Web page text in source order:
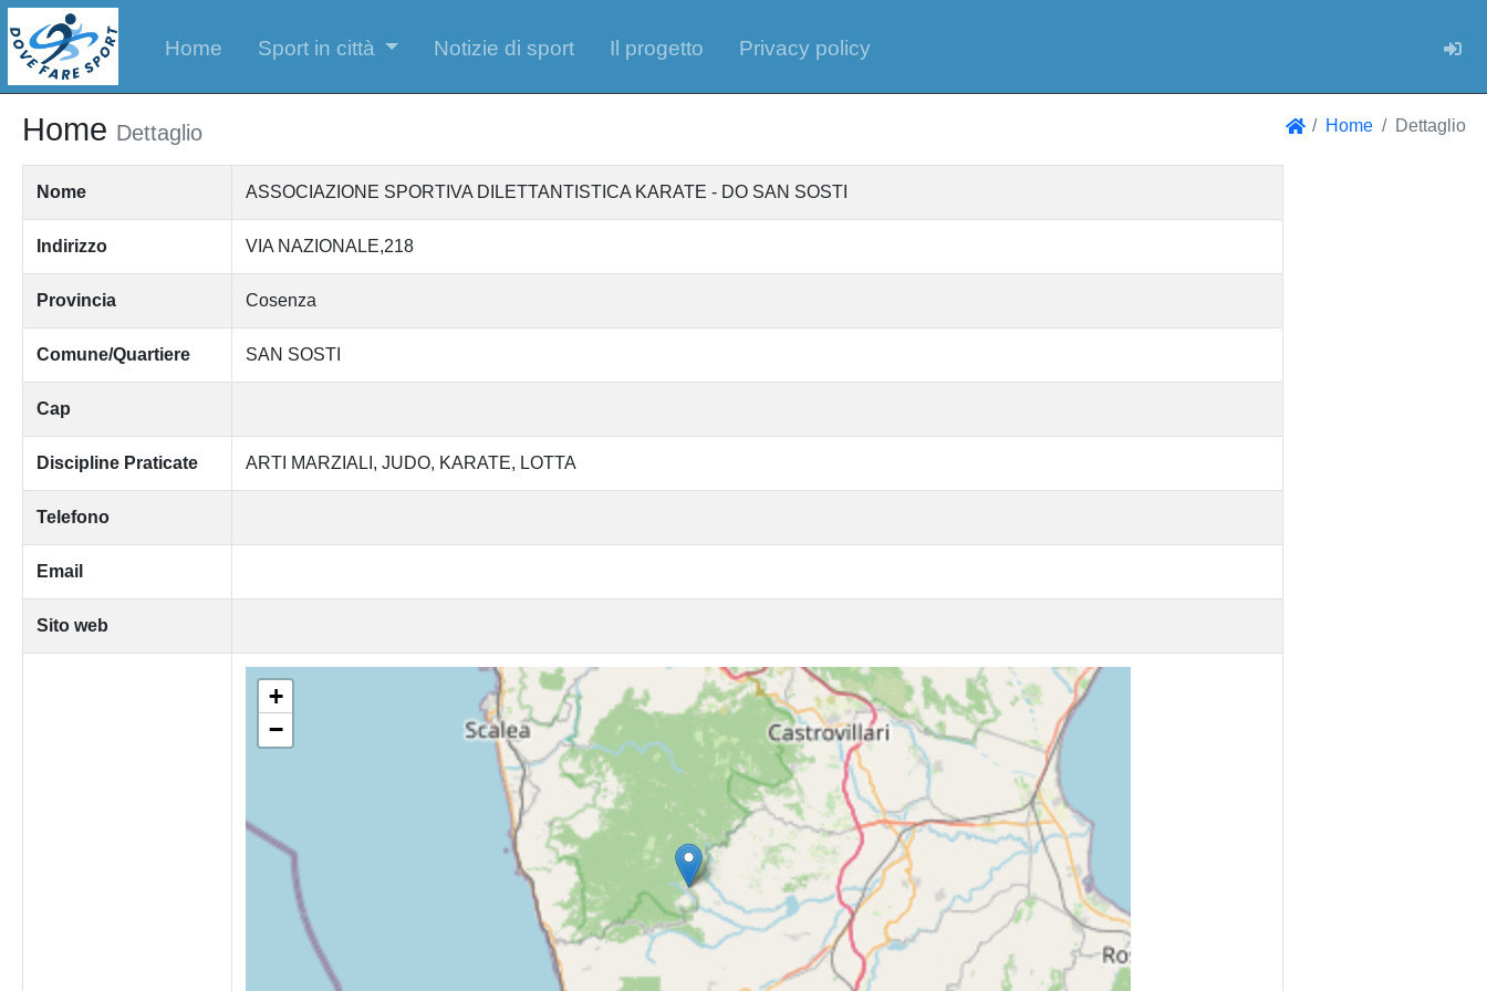
Home Sport in città Notizie di sport Il progetto Privacy policy
Home Dettaglio Home Dettaglio
Nome ASSOCIAZIONE SPORTIVA DILETTANTISTICA KARATE - DO SAN SOSTI
Indirizzo VIA NAZIONALE,218
Provincia Cosenza
Comune/Quartiere SAN SOSTI
Cap
Discipline Praticate ARTI MARZIALI JUDO KARATE LOTTA
Telefono
Email
Sito web
+
−